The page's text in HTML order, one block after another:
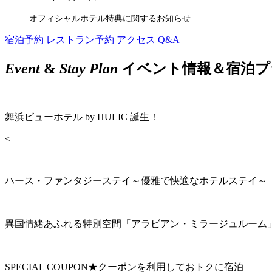
オフィシャルホテル特典に関するお知らせ
宿泊予約 レストラン予約 アクセス Q&A
Event& Stay Plan イベント情報＆宿泊
舞浜ビューホテル by HULIC 誕生！
<
ハース・ファンタジーステイ～優雅で快適なホテルステイ～
異国情緒あふれる特別空間「アラビアン・ミラージュルーム
SPECIAL COUPON★クーポンを利用しておトクに宿泊